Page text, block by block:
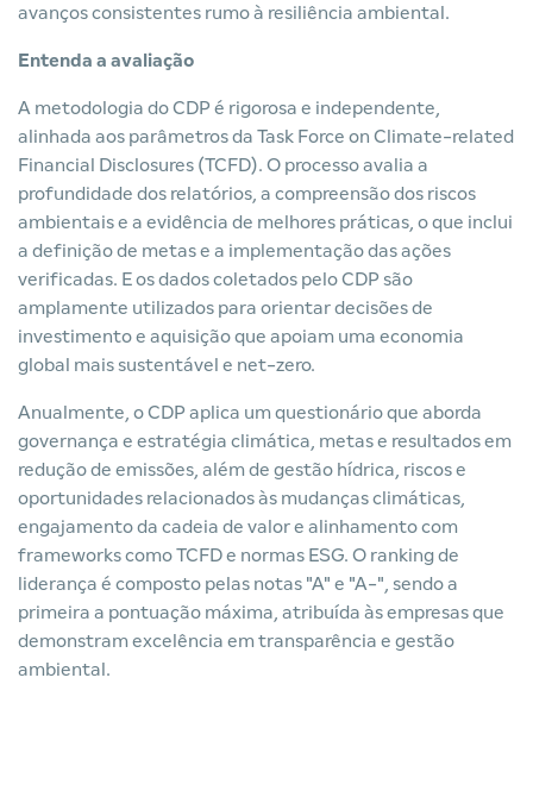
avanços consistentes rumo à resiliência ambiental.
Entenda a avaliação
A metodologia do CDP é rigorosa e independente,
alinhada aos parâmetros da Task Force on Climate-related
Financial Disclosures (TCFD). O processo avalia a
profundidade dos relatórios, a compreensão dos riscos
ambientais e a evidência de melhores práticas, o que inclui
a definição de metas e a implementação das ações
verificadas. E os dados coletados pelo CDP são
amplamente utilizados para orientar decisões de
investimento e aquisição que apoiam uma economia
global mais sustentável e net-zero.
Anualmente, o CDP aplica um questionário que aborda
governança e estratégia climática, metas e resultados em
redução de emissões, além de gestão hídrica, riscos e
oportunidades relacionados às mudanças climáticas,
engajamento da cadeia de valor e alinhamento com
frameworks como TCFD e normas ESG. O ranking de
liderança é composto pelas notas "A" e "A-", sendo a
primeira a pontuação máxima, atribuída às empresas que
demonstram excelência em transparência e gestão
ambiental.